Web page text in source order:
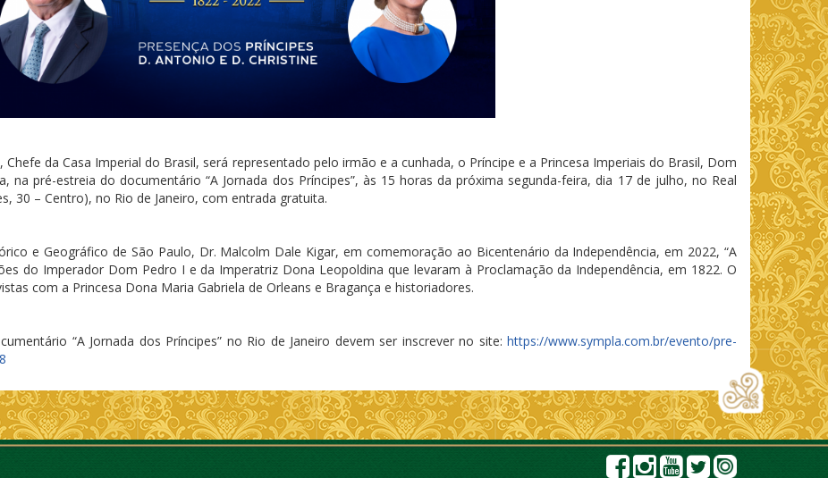
da Casa Imperial do Brasil, será representado pelo irmão e a cunhada, o Príncipe e a Princesa Imperiais do Brasil, Dom
na pré-estreia do documentário “A Jornada dos Príncipes”, às 15 horas da próxima segunda-feira, dia 17 de julho, no Real
30 – Centro), no Rio de Janeiro, com entrada gratuita.
e Geográfico de São Paulo, Dr. Malcolm Dale Kigar, em comemoração ao Bicentenário da Independência, em 2022, “A
do Imperador Dom Pedro I e da Imperatriz Dona Leopoldina que levaram à Proclamação da Independência, em 1822. O
com a Princesa Dona Maria Gabriela de Orleans e Bragança e historiadores.
“A Jornada dos Príncipes” no Rio de Janeiro devem ser inscrever no site: https://www.sympla.com.br/evento/pre-